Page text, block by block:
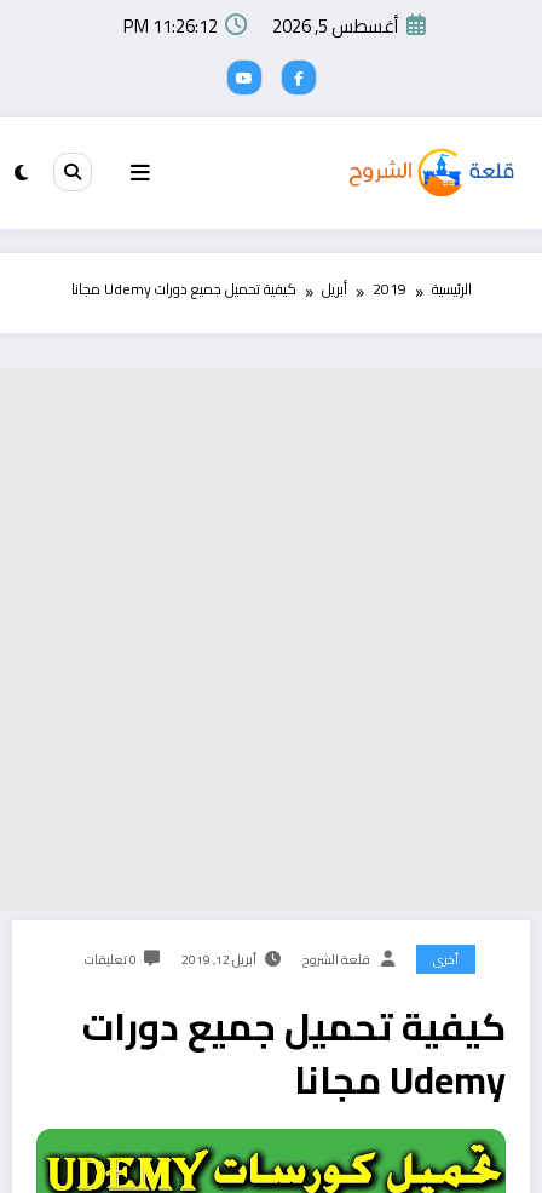
أغسطس 5, 2026 11:26:12 PM
الرئيسية 2019 أبريل كيفية تحميل جميع دورات Udemy مجانا
أخرى قلعة الشروح أبريل 12, 2019 0 تعليقات
كيفية تحميل جميع دورات
Udemy مجانا